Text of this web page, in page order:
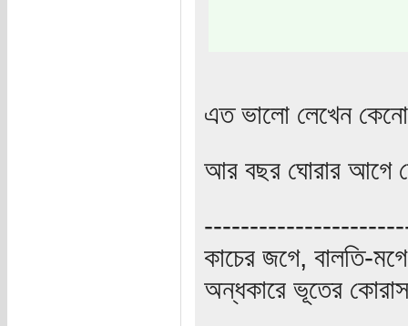
এত ভালো লেখেন
আর বছর ঘোরার আগে
কাচের জগে, বালতি-
অন্ধকারে ভূতের